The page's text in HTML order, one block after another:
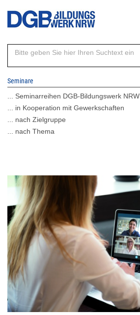
Direkt
Inhalt
Seminare
... Seminarreihen DGB-Bildungswerk NRW
... in Kooperation mit Gewerkschaften
... nach Zielgruppe
... nach Thema